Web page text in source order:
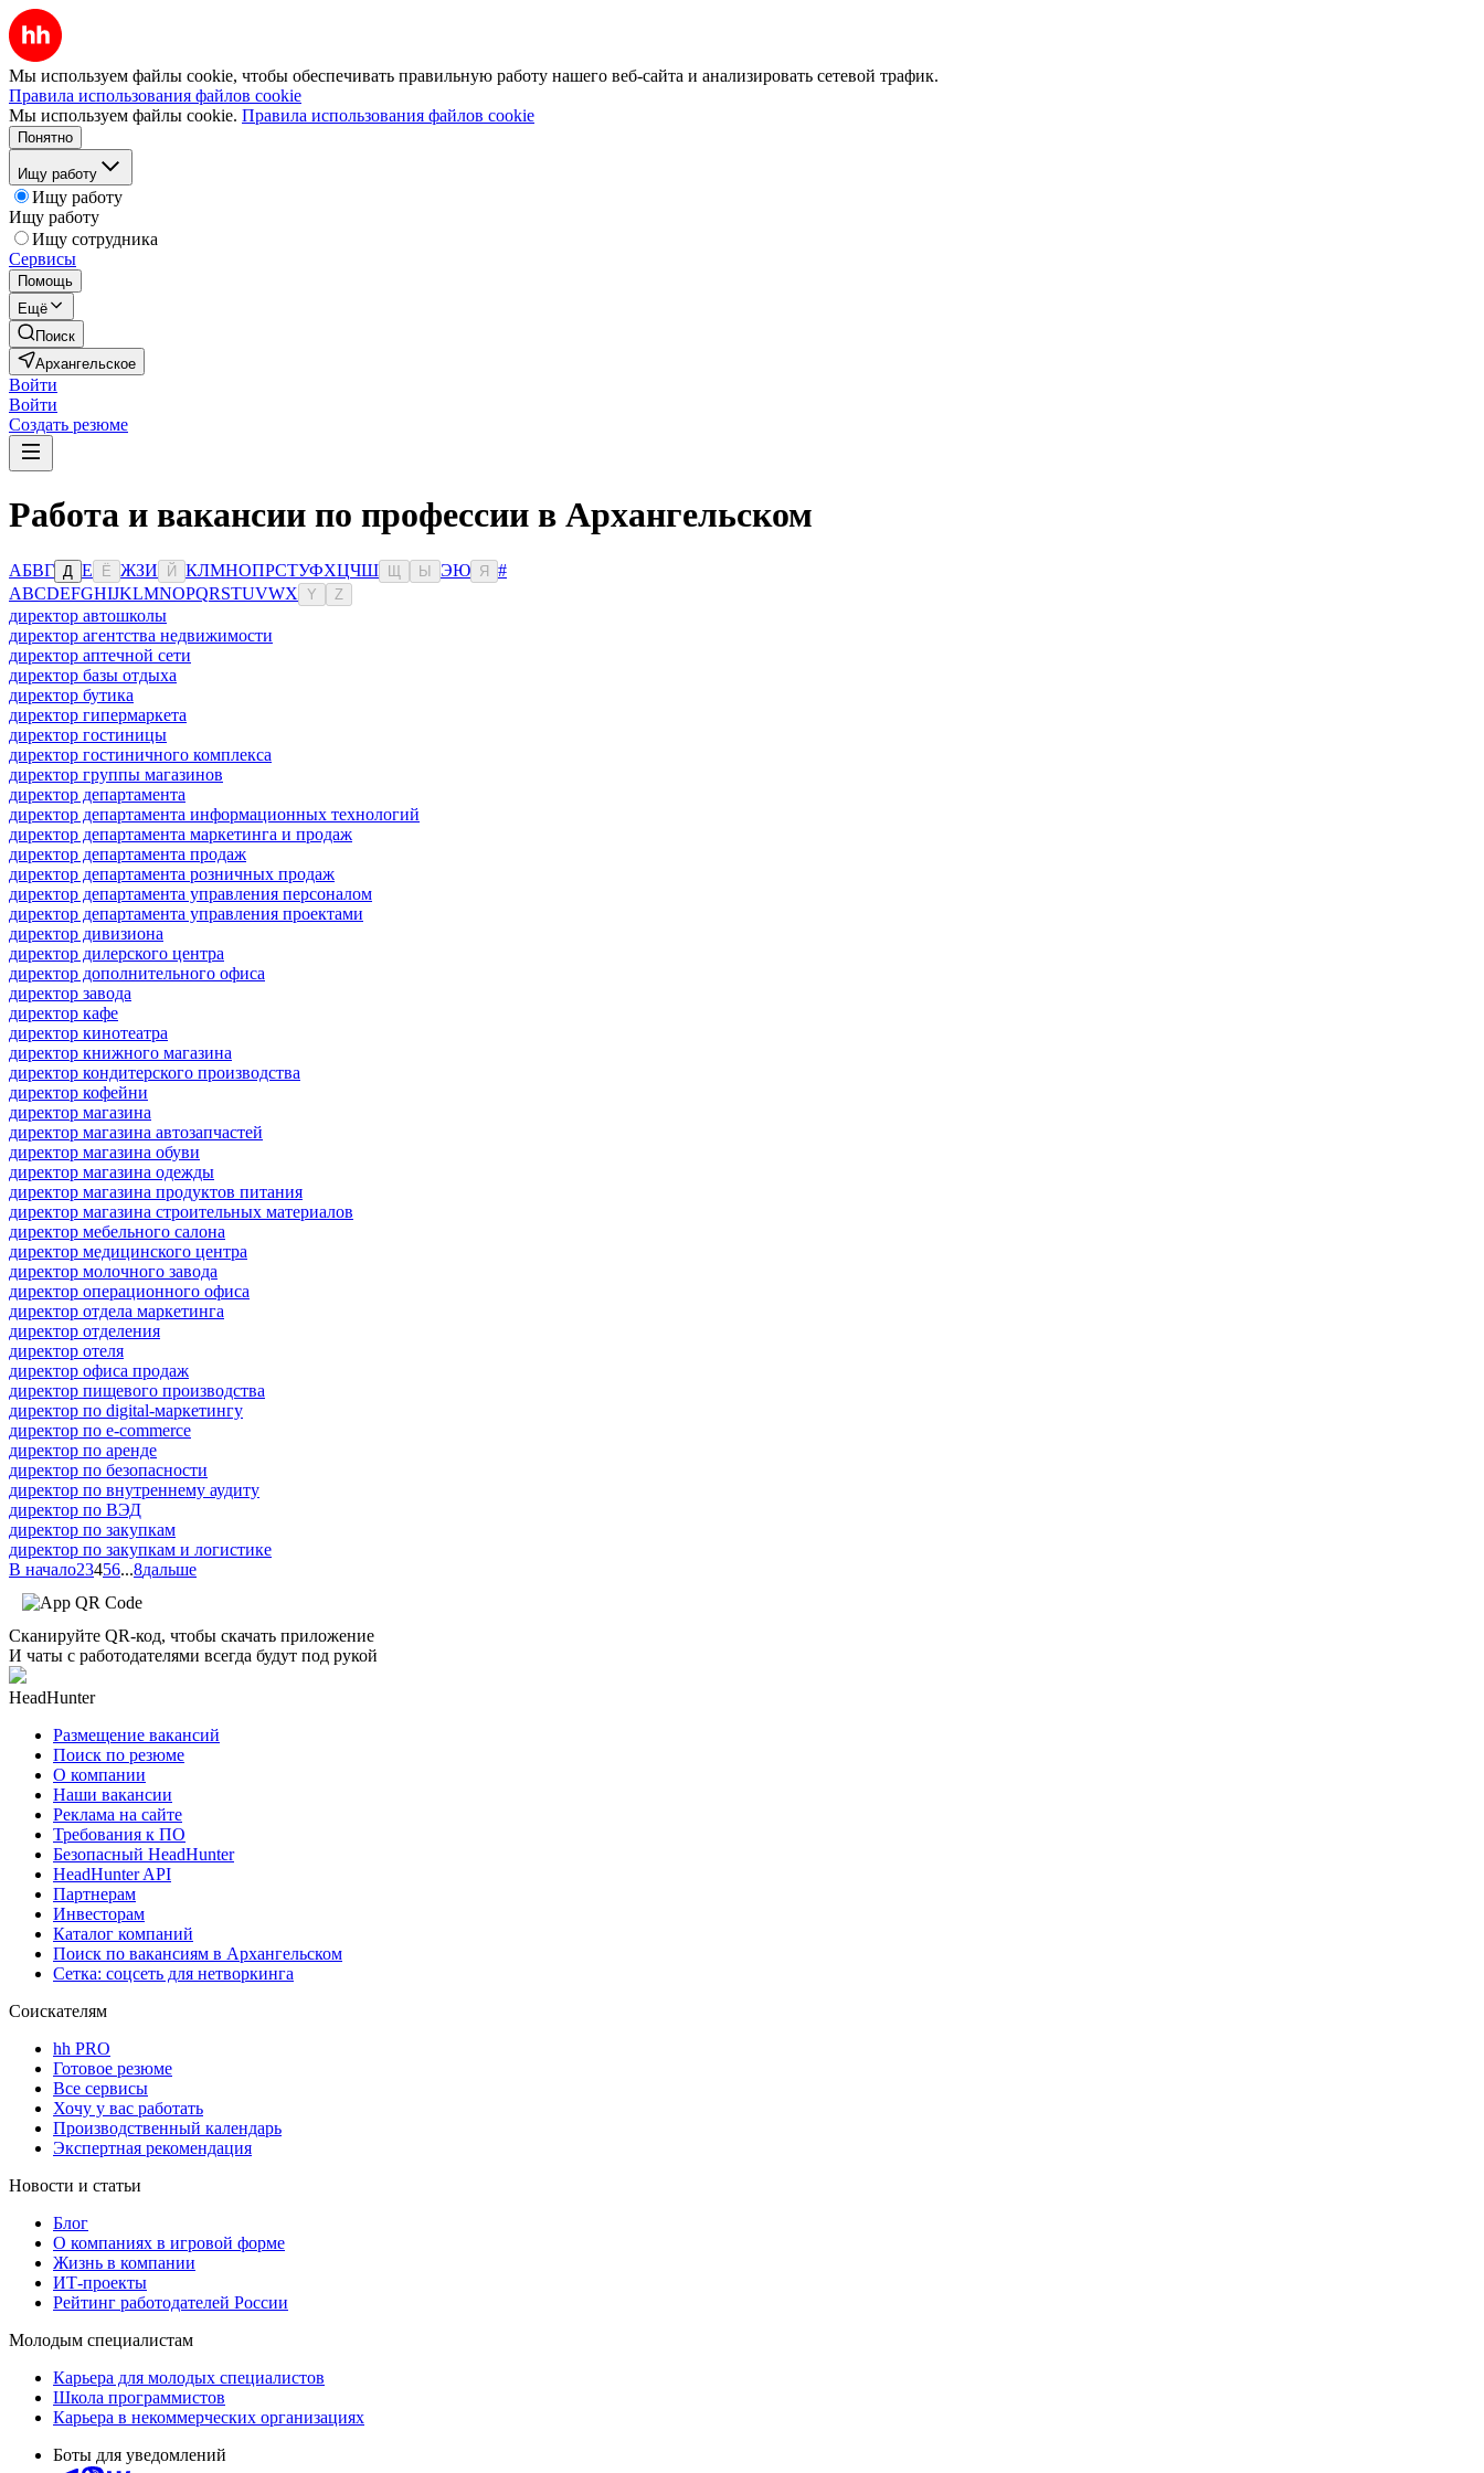
Мы используем файлы cookie, чтобы обеспечивать правильную работу нашего веб-сайта и анализировать сетевой трафик.
Правила использования файлов cookie
Мы используем файлы cookie. Правила использования файлов cookie
Понятно
Ищу работу
Ищу работу
Ищу работу
Ищу сотрудника
Сервисы
Помощь
Ещё
Поиск
Архангельское
Войти
Войти
Создать резюме
Работа и вакансии по профессии в Архангельском
АБВГ Д Е Ё ЖЗИ Й КЛМНОПРСТУФХЦЧШ Ы ЭЮ Я
#
ABCDEFGHIJKLMNOPQRSTUVWX Y Z
директор автошколы
директор агентства недвижимости
директор аптечной сети
директор базы отдыха
директор бутика
директор гипермаркета
директор гостиницы
директор гостиничного комплекса
директор группы магазинов
директор департамента
директор департамента информационных технологий
директор департамента маркетинга и продаж
директор департамента продаж
директор департамента розничных продаж
директор департамента управления персоналом
директор департамента управления проектами
директор дивизиона
директор дилерского центра
директор дополнительного офиса
директор завода
директор кафе
директор кинотеатра
директор книжного магазина
директор кондитерского производства
директор кофейни
директор магазина
директор магазина автозапчастей
директор магазина обуви
директор магазина одежды
директор магазина продуктов питания
директор магазина строительных материалов
директор мебельного салона
директор медицинского центра
директор молочного завода
директор операционного офиса
директор отдела маркетинга
директор отделения
директор отеля
директор офиса продаж
директор пищевого производства
директор по digital-маркетингу
директор по e-commerce
директор по аренде
директор по безопасности
директор по внутреннему аудиту
директор по ВЭД
директор по закупкам
директор по закупкам и логистике
В начало23456...8дальше
Сканируйте QR-код, чтобы скачать приложение
И чаты с работодателями всегда будут под рукой
HeadHunter
Размещение вакансий
Поиск по резюме
О компании
Наши вакансии
Реклама на сайте
Требования к ПО
Безопасный HeadHunter
HeadHunter API
Партнерам
Инвесторам
Каталог компаний
Поиск по вакансиям в Архангельском
Сетка: соцсеть для нетворкинга
Соискателям
hh PRO
Готовое резюме
Все сервисы
Хочу у вас работать
Производственный календарь
Экспертная рекомендация
Новости и статьи
Блог
О компаниях в игровой форме
Жизнь в компании
ИТ-проекты
Рейтинг работодателей России
Молодым специалистам
Карьера для молодых специалистов
Школа программистов
Карьера в некоммерческих организациях
Боты для уведомлений